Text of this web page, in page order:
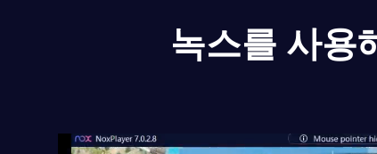
녹스를 사용